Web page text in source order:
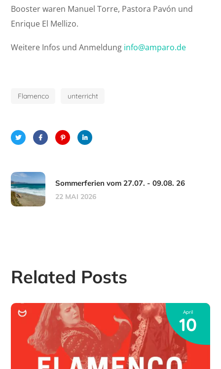
Booster waren Manuel Torre, Pastora Pavón und
Enrique El Mellizo.
Weitere Infos und Anmeldung info@amparo.de
Flamenco unterricht
Sommerferien vom 27.07. - 09.08. 26
22 MAI 2026
Related Posts
April
10